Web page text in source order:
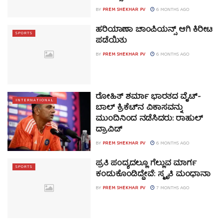
BY PREM SHEKHAR PV 6 MONTHS AGO
SPORTS ಹರಿಯಾಣಾ ಚಾಂಪಿಯನ್ಸ್ ಆಗಿ ಕಿರೀಟ
ಪಡೆಯಿತು
BY PREM SHEKHAR PV 6 MONTHS AGO
INTERNATIONAL ರೋಹಿತ್ ಶರ್ಮಾ ಭಾರತದ ವೈಟ್-
ಬಾಲ್ ಕ್ರಿಕೆಟ್‌ನ ವಿಕಾಸವನ್ನು
ಮುಂದಿನಿಂದ ನಡೆಸಿದರು: ರಾಹುಲ್
ದ್ರಾವಿಡ್
BY PREM SHEKHAR PV 6 MONTHS AGO
SPORTS ಪ್ರತಿ ಪಂದ್ಯದಲ್ಲೂ ಗೆಲ್ಲುವ ಮಾರ್ಗ
ಕಂಡುಕೊಂಡಿದ್ದೇವೆ: ಸ್ಮೃತಿ ಮಂಧಾನಾ
BY PREM SHEKHAR PV 7 MONTHS AGO